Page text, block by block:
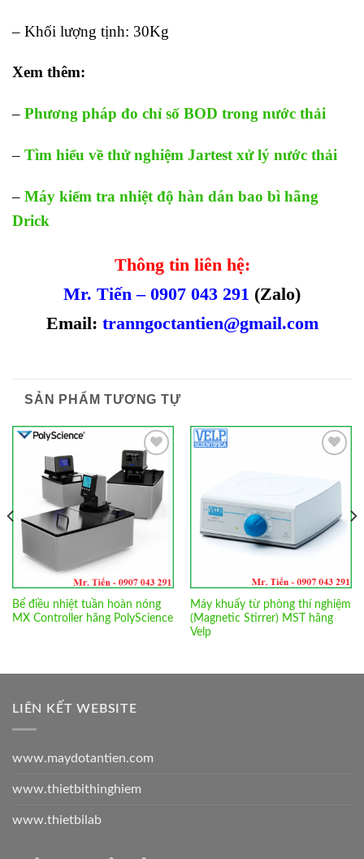
– Khối lượng tịnh: 30Kg
Xem thêm:
– Phương pháp đo chỉ số BOD trong nước thải
– Tìm hiểu về thử nghiệm Jartest xử lý nước thải
– Máy kiểm tra nhiệt độ hàn dán bao bì hãng
Drick
Thông tin liên hệ:
Mr. Tiến – 0907 043 291 (Zalo)
Email: tranngoctantien@gmail.com
SẢN PHẨM TƯƠNG TỰ
Add to
Wishlist
Bể điều nhiệt tuần hoàn nóng
MX Controller hãng PolyScience
Máy khuấy từ phòng thí nghiệm
(Magnetic Stirrer) MST hãng
Velp
LIÊN KẾT WEBSITE
www.maydotantien.com
www.thietbithinghiem
www.thietbilab